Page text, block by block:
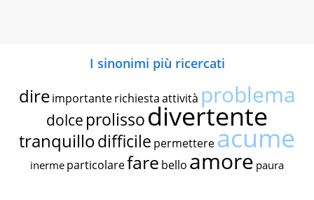
I sinonimi più ricercati
dire importante richiestaattività problema
dolce prolissodivertente
tranquillodifficile permettereacume
inerme particolarefare bello amore paura